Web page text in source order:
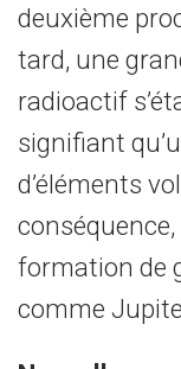
deuxième
tard, une
radioactif
signifiant
d’éléments
formation de
comme